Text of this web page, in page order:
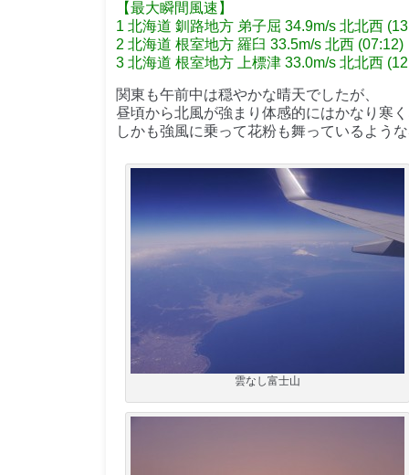
【最大瞬間風速】
1 北海道 釧路地方 弟子屈 34.9m/s 北北西
2 北海道 根室地方 羅臼 33.5m/s 北西 (07:12)
3 北海道 根室地方 上標津 33.0m/s 北北西
関東も午前中は穏やかな晴天でしたが、
昼頃から北風が強まり体感的にはかなり寒
しかも強風に乗って花粉も舞っているよう
雲なし富士山